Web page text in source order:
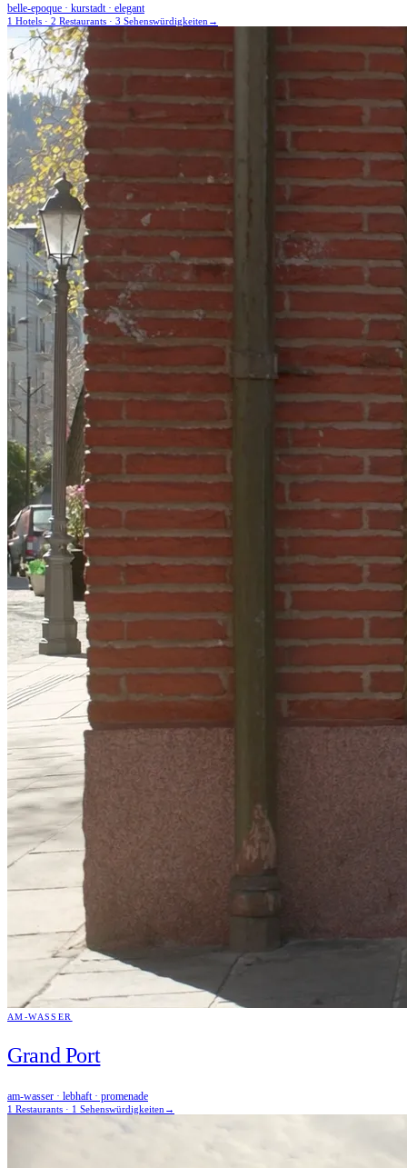
belle-epoque · kurstadt · elegant
1 Hotels · 2 Restaurants · 3 Sehenswürdigkeiten →
AM-WASSER
Grand Port
am-wasser · lebhaft · promenade
1 Restaurants · 1 Sehenswürdigkeiten →